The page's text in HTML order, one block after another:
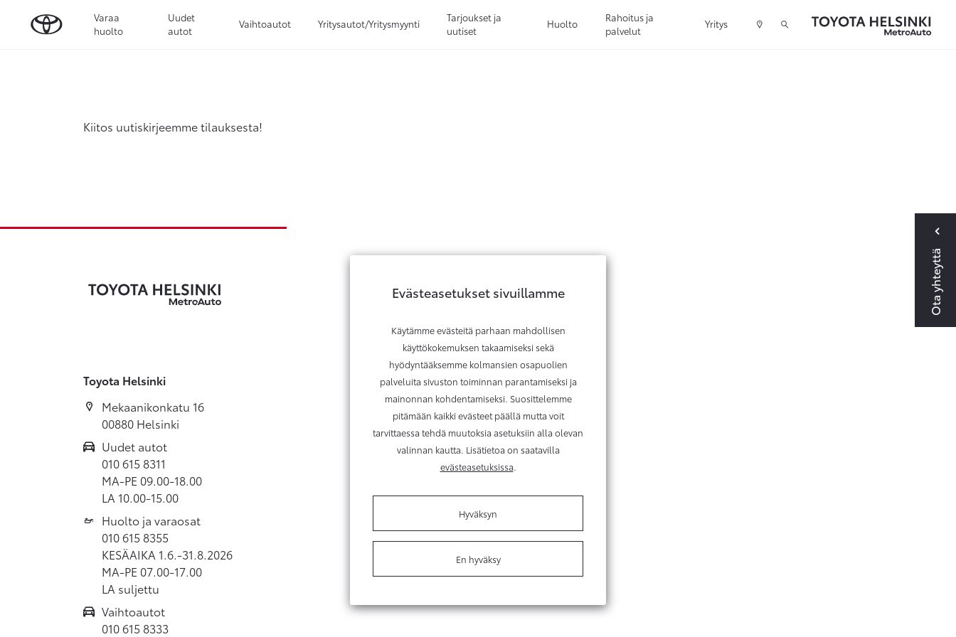
Varaa
huolto
Uudet
autot
Vaihtoautot Yritysautot/Yritysmyynti
Tarjoukset ja
uutiset
Huolto
Rahoitus ja
palvelut
Yritys
Ota yhteyttä
Kiitos uutiskirjeemme tilauksesta!
Toyota Helsinki
Mekaanikonkatu 16
00880 Helsinki
Uudet autot
010 615 8311
MA-PE 09.00-18.00
LA 10.00-15.00
Huolto ja varaosat
010 615 8355
KESÄAIKA 1.6.-31.8.2026
MA-PE 07.00-17.00
LA suljettu
Vaihtoautot
010 615 8333
Evästeasetukset sivuillamme
Käytämme evästeitä parhaan mahdollisen
käyttökokemuksen takaamiseksi sekä
hyödyntääksemme kolmansien osapuolien
palveluita sivuston toiminnan parantamiseksi ja
mainonnan kohdentamiseksi. Suosittelemme
pitämään kaikki evästeet päällä mutta voit
tarvittaessa tehdä muutoksia asetuksiin alla olevan
valinnan kautta. Lisätietoa on saatavilla
evästeasetuksissa.
Hyväksyn
En hyväksy